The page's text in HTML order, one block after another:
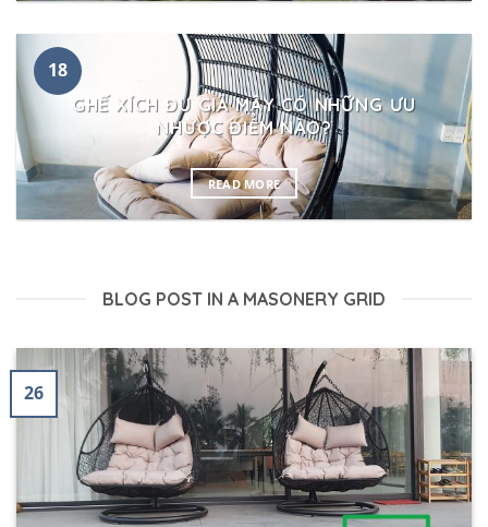
GHẾ XÍCH ĐU GIẢ MÂY CÓ NHỮNG ƯU
NHƯỢC ĐIỂM NÀO?
READ MORE
18
BLOG POST IN A MASONERY GRID
26